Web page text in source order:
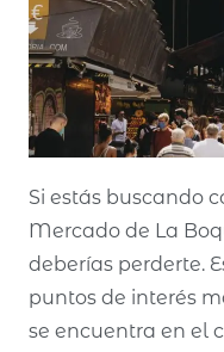
Si estás buscando
Mercado de La
deberías perderte.
puntos de interés
se encuentra en el